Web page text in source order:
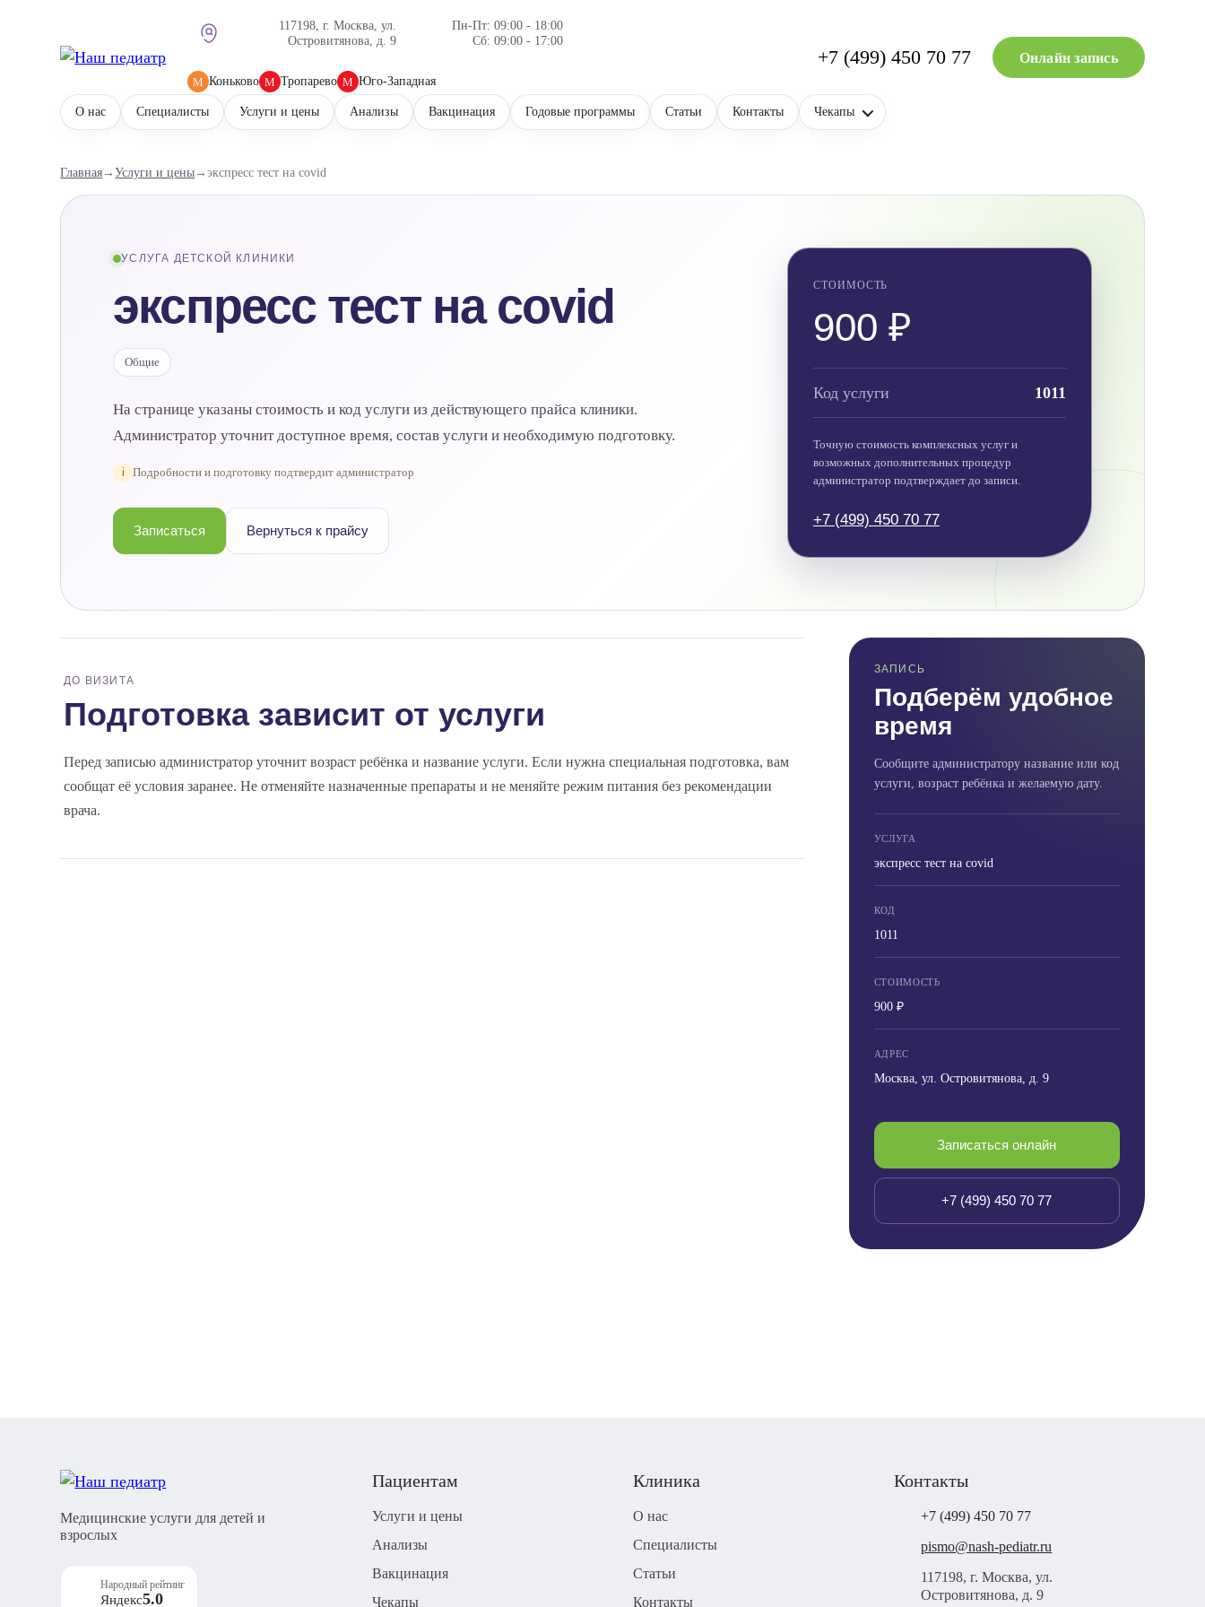
117198, г. Москва, ул.
Островитянова, д. 9
Пн-Пт: 09:00 - 18:00
Сб: 09:00 - 17:00
М Коньково М Тропарево М Юго-Западная
+7 (499) 450 70 77 Онлайн запись
О нас Специалисты Услуги и цены Анализы Вакцинация Годовые программы Статьи Контакты Чекапы
Главная →Услуги и цены →экспресс тест на covid
УСЛУГА ДЕТСКОЙ КЛИНИКИ
экспресс тест на covid
Общие
На странице указаны стоимость и код услуги из действующего прайса клиники.
Администратор уточнит доступное время, состав услуги и необходимую подготовку.
i Подробности и подготовку подтвердит администратор
Записаться Вернуться к прайсу
СТОИМОСТЬ
900 ₽
Код услуги 1011
Точную стоимость комплексных услуг и
возможных дополнительных процедур
администратор подтверждает до записи.
+7 (499) 450 70 77
ДО ВИЗИТА
Подготовка зависит от услуги
Перед записью администратор уточнит возраст ребёнка и название услуги. Если нужна специальная подготовка, вам
сообщат её условия заранее. Не отменяйте назначенные препараты и не меняйте режим питания без рекомендации
врача.
ЗАПИСЬ
Подберём удобное
время
Сообщите администратору название или код
услуги, возраст ребёнка и желаемую дату.
УСЛУГА
экспресс тест на covid
КОД
1011
СТОИМОСТЬ
900 ₽
АДРЕС
Москва, ул. Островитянова, д. 9
Записаться онлайн
+7 (499) 450 70 77
Медицинские услуги для детей и
взрослых
Народный рейтинг
Яндекс5.0
Пациентам
Услуги и цены
Анализы
Вакцинация
Чекапы
Клиника
О нас
Специалисты
Статьи
Контакты
Контакты
+7 (499) 450 70 77
pismo@nash-pediatr.ru
117198, г. Москва, ул.
Островитянова, д. 9